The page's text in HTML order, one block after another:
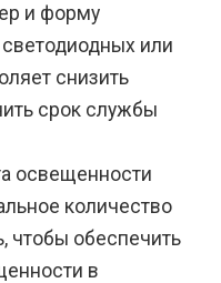
и форму
или
снизить
срок службы
освещенности
количество
чтобы обеспечить
в